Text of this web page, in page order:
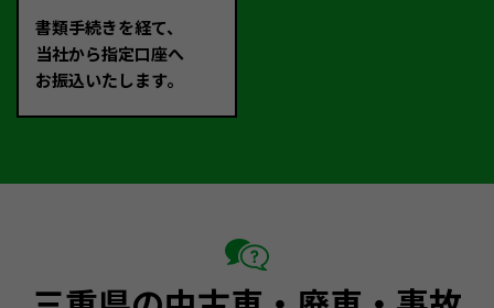
書類手続きを経て、
当社から指定口座へ
お振込いたします。